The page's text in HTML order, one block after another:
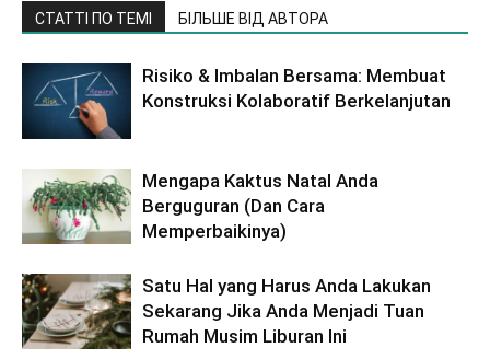
СТАТТІ ПО ТЕМІ БІЛЬШЕ ВІД АВТОРА
Risiko & Imbalan Bersama: Membuat
Konstruksi Kolaboratif Berkelanjutan
Mengapa Kaktus Natal Anda
Berguguran (Dan Cara
Memperbaikinya)
Satu Hal yang Harus Anda Lakukan
Sekarang Jika Anda Menjadi Tuan
Rumah Musim Liburan Ini